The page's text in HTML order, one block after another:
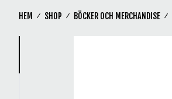
HEM SHOP BÖCKER OCH MERCHANDISE